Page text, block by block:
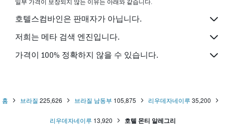
일부 가격이 보장되지 않는 이유는 아래와 같습니다.
호텔스컴바인은 판매자가 아닙니다.
저희는 메타 검색 엔진입니다.
가격이 100% 정확하지 않을 수 있습니다.
홈 브라질 225,626 브라질 남동부 105,875 리우데자네이루 35,200
리우데자네이루 13,920 호텔 몬티 알레그리